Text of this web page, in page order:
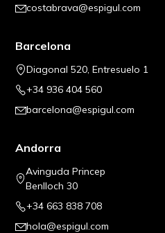
costabrava@espigul.com
Barcelona
Diagonal 520, Entresuelo 1
+34 936 404 560
barcelona@espigul.com
Andorra
Avinguda Princep
Benlloch 30
+34 663 838 708
hola@espigul.com